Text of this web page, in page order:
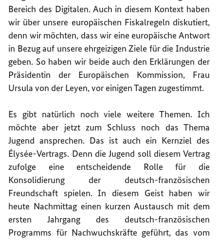
Bereich des Digitalen. Auch in diesem Kontext haben
wir über unsere europäischen Fiskalregeln diskutiert,
denn wir möchten, dass wir eine europäische Antwort
in Bezug auf unsere ehrgeizigen Ziele für die Industrie
geben. So haben wir beide auch den Erklärungen der
Präsidentin der Europäischen Kommission, Frau
Ursula von der Leyen, vor einigen Tagen zugestimmt.
Es gibt natürlich noch viele weitere Themen. Ich
möchte aber jetzt zum Schluss noch das Thema
Jugend ansprechen. Das ist auch ein Kernziel des
Élysée-Vertrags. Denn die Jugend soll diesem Vertrag
zufolge eine entscheidende Rolle für die
Konsolidierung der deutsch-französischen
Freundschaft spielen. In diesem Geist haben wir
heute Nachmittag einen kurzen Austausch mit dem
ersten Jahrgang des deutsch-französischen
Programms für Nachwuchskräfte geführt, das vom